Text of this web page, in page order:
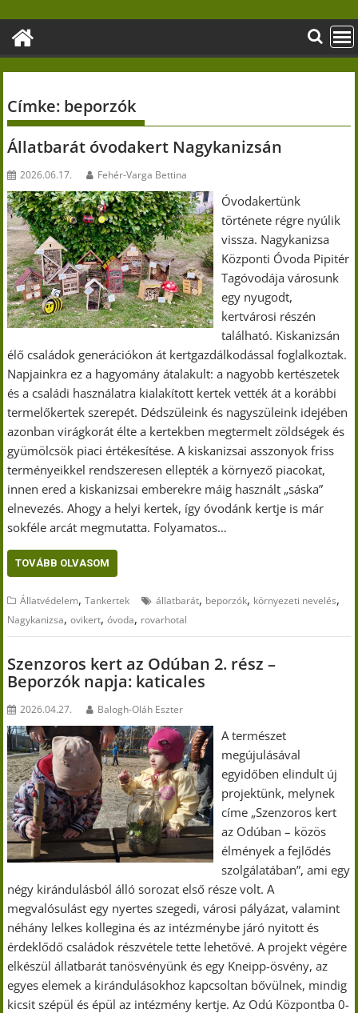
content
Címke: beporzók
Állatbarát óvodakert Nagykanizsán
2026.06.17. Fehér-Varga Bettina
Óvodakertünk
története régre nyúlik
vissza. Nagykanizsa
Központi Óvoda Pipitér
Tagóvodája városunk
egy nyugodt,
kertvárosi részén
található. Kiskanizsán
élő családok generációkon át kertgazdálkodással foglalkoztak.
Napjainkra ez a hagyomány átalakult: a nagyobb kertészetek
és a családi használatra kialakított kertek vették át a korábbi
termelőkertek szerepét. Dédszüleink és nagyszüleink idejében
azonban virágkorát élte a kertekben megtermelt zöldségek és
gyümölcsök piaci értékesítése. A kiskanizsai asszonyok friss
terményeikkel rendszeresen ellepték a környező piacokat,
innen ered a kiskanizsai emberekre máig használt „sáska”
elnevezés. Ahogy a helyi kertek, így óvodánk kertje is már
sokféle arcát megmutatta. Folyamatos…
TOVÁBB OLVASOM
Állatvédelem,Tankertek állatbarát, beporzók, környezeti nevelés,
Nagykanizsa,ovikert,óvoda, rovarhotal
Szenzoros kert az Odúban 2. rész –
Beporzók napja: katicales
2026.04.27. Balogh-Oláh Eszter
A természet
megújulásával
egyidőben elindult új
projektünk, melynek
címe „Szenzoros kert
az Odúban – közös
élmények a fejlődés
szolgálatában”, ami egy
négy kirándulásból álló sorozat első része volt. A
megvalósulást egy nyertes szegedi, városi pályázat, valamint
néhány lelkes kollegina és az intézménybe járó nyitott és
érdeklődő családok részvétele tette lehetővé. A projekt végére
elkészül állatbarát tanösvényünk és egy Kneipp-ösvény, az
egyes elemek a kirándulásokhoz kapcsoltan bővülnek, mindig
kicsit szépül és épül az intézmény kertje. Az Odú Központba 0-